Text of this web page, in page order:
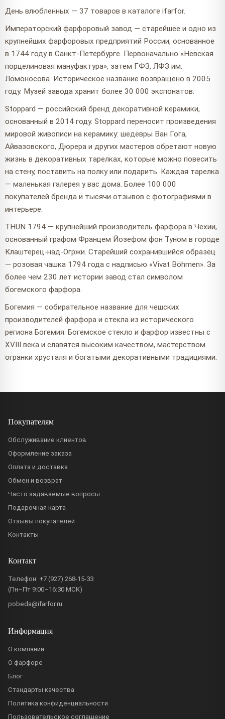
День влюбленных — 37 товаров в каталоге ifarfor.
Императорский фарфоровый завод — старейшее и одно из
крупнейших фарфоровых предприятий России, основанное
в 1744 году в Санкт-Петербурге. Первоначально «Невская
порцелиновая мануфактура», затем ГФЗ, ЛФЗ им.
Ломоносова. Историческое название возвращено в 2005
году. Музей завода хранит более 30 000 экспонатов.
Stoppard — российский бренд декоративной керамики,
основанный в 2014 году. Stoppard переносит произведения
мировой живописи на керамику: шедевры Ван Гога,
Айвазовского, Дюрера и других мастеров обретают новую
жизнь в декоративных тарелках, которые можно повесить
на стену, поставить на полку или подарить. Каждая тарелка
— маленькая галерея у вас дома. Более 100 000
покупателей бренда и тысячи отзывов с фотографиями в
интерьере.
THUN 1794 — крупнейший производитель фарфора в Чехии,
основанный графом Францем Йозефом фон Туном в городе
Клаштерец-над-Огржи. Старейший сохранившийся образец
— розовая чашка 1794 года с надписью «Vivat Böhmen». За
более чем 230 лет истории завод стал символом
богемского фарфора.
Богемия — собирательное название для чешских
производителей фарфора и стекла из исторического
региона Богемия. Богемское стекло и фарфор известны с
XVIII века и славятся высоким качеством, мастерством
огранки хрусталя и богатыми декоративными традициями.
Покупателям
Обслуживание клиентов
Оформление заказа
Оплата и доставка
Обмен и возврат
Часто задаваемые вопросы
Подарочная карта
Отзывы покупателей
Контакты
Контакт
Телефон: +7 (927) 268-15-33
(Пн–Пт 9:00–16:30 МСК)
pobeda@ifarfor.ru
Информация
О компании
О фарфоре
Блог
Стандарты качества
Политика конфиденциальности
Пользовательское соглашение